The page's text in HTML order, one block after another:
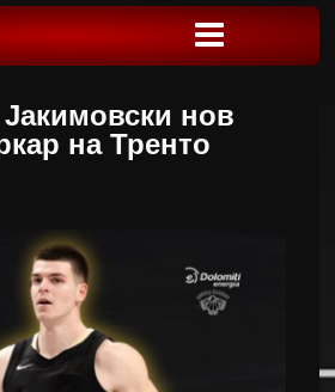
Јакимовски нов
на Тренто